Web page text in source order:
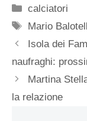
Categorie
calciatori
Tag
Mario
Isola dei
naufraghi:
Martina
la relazione